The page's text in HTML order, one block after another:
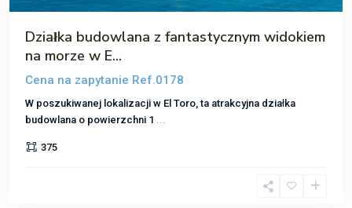
Działka budowlana z fantastycznym widokiem
na morze w E...
Cena na zapytanie Ref.0178
W poszukiwanej lokalizacji w El Toro, ta atrakcyjna działka
budowlana o powierzchni 1 ...
375